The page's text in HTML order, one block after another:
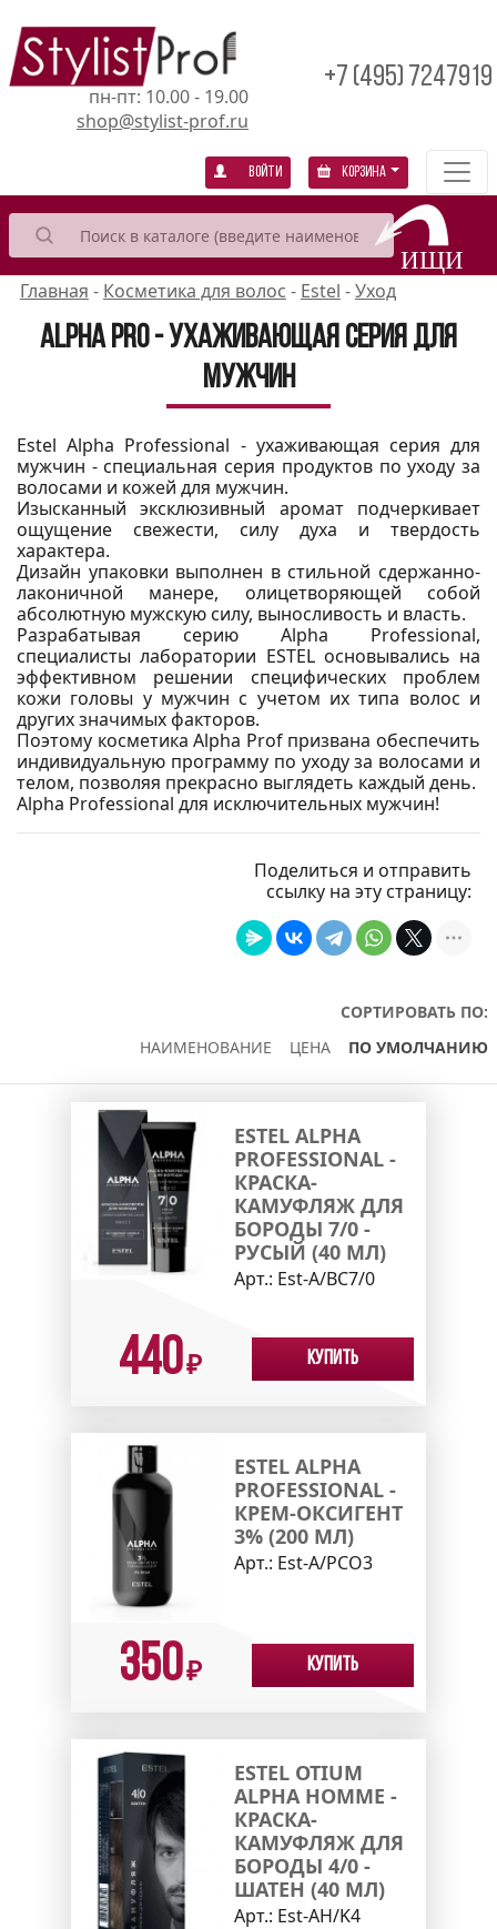
пн-пт: 10.00 - 19.00
shop@stylist-prof.ru
+7 (495) 7247919
Войти Корзина
Главная - Косметика для волос - Estel -Уход
Alpha Pro - ухаживающая серия для
мужчин
Estel Alpha Professional - ухаживающая серия для
мужчин - специальная серия продуктов по уходу за
волосами и кожей для мужчин.
Изысканный эксклюзивный аромат подчеркивает
ощущение свежести, силу духа и твердость
характера.
Дизайн упаковки выполнен в стильной сдержанно-
лаконичной манере, олицетворяющей собой
абсолютную мужскую силу, выносливость и власть.
Разрабатывая серию Alpha Professional,
специалисты лаборатории ESTEL основывались на
эффективном решении специфических проблем
кожи головы у мужчин с учетом их типа волос и
других значимых факторов.
Поэтому косметика Alpha Prof призвана обеспечить
индивидуальную программу по уходу за волосами и
телом, позволяя прекрасно выглядеть каждый день.
Alpha Professional для исключительных мужчин!
Поделиться и отправить
ссылку на эту страницу:
СОРТИРОВАТЬ ПО:
НАИМЕНОВАНИЕ
ЦЕНА ПО УМОЛЧАНИЮ
ESTEL ALPHA
PROFESSIONAL -
КРАСКА-
КАМУФЛЯЖ ДЛЯ
БОРОДЫ 7/0 -
РУСЫЙ (40 МЛ)
Арт.: Est-A/BC7/0
440₽ Купить
ESTEL ALPHA
PROFESSIONAL -
КРЕМ-ОКСИГЕНТ
3% (200 МЛ)
Арт.: Est-A/PCO3
350₽ Купить
ESTEL OTIUM
ALPHA HOMME -
КРАСКА-
КАМУФЛЯЖ ДЛЯ
БОРОДЫ 4/0 -
ШАТЕН (40 МЛ)
Арт.: Est-AH/K4